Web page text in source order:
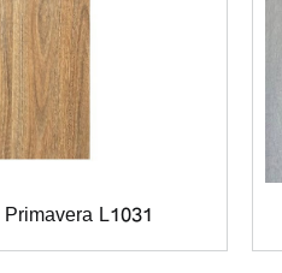
Primavera L1031